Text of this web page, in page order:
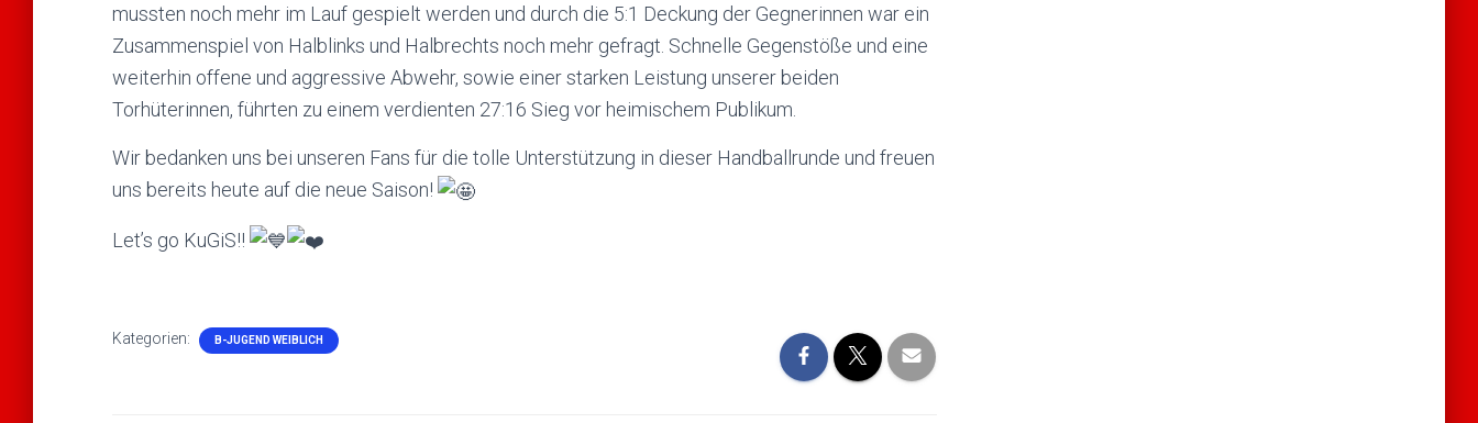
mussten noch mehr im Lauf gespielt werden und durch die 5:1 Deckung der Gegnerinnen war ein
Zusammenspiel von Halblinks und Halbrechts noch mehr gefragt. Schnelle Gegenstöße und eine
weiterhin offene und aggressive Abwehr, sowie einer starken Leistung unserer beiden
Torhüterinnen, führten zu einem verdienten 27:16 Sieg vor heimischem Publikum.
Wir bedanken uns bei unseren Fans für die tolle Unterstützung in dieser Handballrunde und freuen
uns bereits heute auf die neue Saison!
Let’s go KuGiS!!
Kategorien: B-JUGEND WEIBLICH